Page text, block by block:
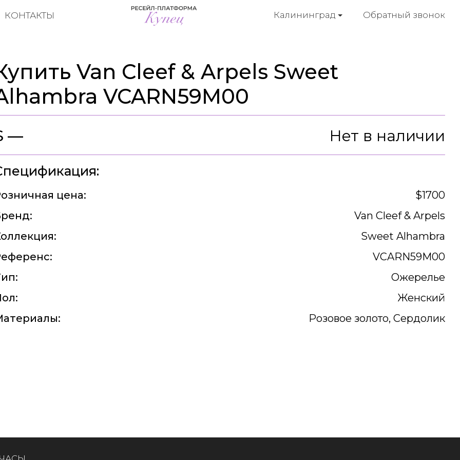
Калининград Обратный звонок
КОНТАКТЫ
Van Cleef & Arpels Sweet
VCARN59M00
— Нет в наличии
цена:
$1700
Van Cleef & Arpels
Sweet Alhambra
VCARN59M00
Ожерелье
Женский
Розовое золото, Сердолик